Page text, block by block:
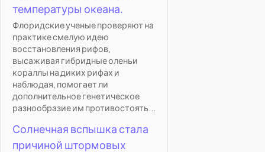
температуры океана.
Флоридские ученые проверяют на
практике смелую идею
восстановления рифов,
высаживая гибридные оленьи
кораллы на диких рифах и
наблюдая, помогает ли
дополнительное генетическое
разнообразие им противостоять...
Солнечная вспышка стала
причиной штормовых